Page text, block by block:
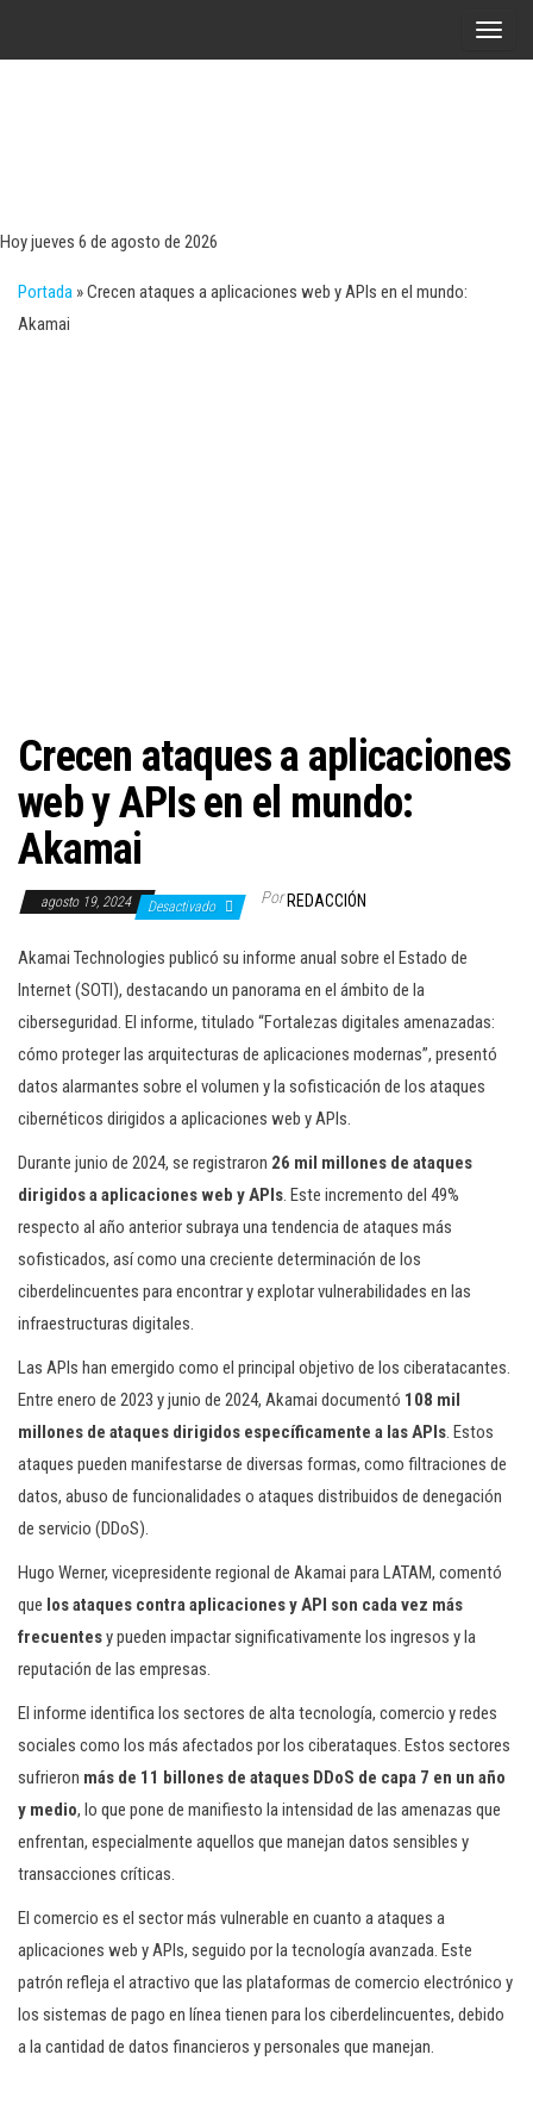
A
Hoy jueves 6 de agosto de 2026
Portada »Crecen ataques a aplicaciones web y APIs en el mundo:
Akamai
Crecen ataques a aplicaciones
web y APIs en el mundo:
Akamai
agosto 19, 2024 Desactivado Por REDACCIÓN
Akamai Technologies publicó su informe anual sobre el Estado de
Internet (SOTI), destacando un panorama en el ámbito de la
ciberseguridad. El informe, titulado “Fortalezas digitales amenazadas:
cómo proteger las arquitecturas de aplicaciones modernas”, presentó
datos alarmantes sobre el volumen y la sofisticación de los ataques
cibernéticos dirigidos a aplicaciones web y APIs.
Durante junio de 2024, se registraron 26 mil millones de ataques
dirigidos a aplicaciones web y APIs. Este incremento del 49%
respecto al año anterior subraya una tendencia de ataques más
sofisticados, así como una creciente determinación de los
ciberdelincuentes para encontrar y explotar vulnerabilidades en las
infraestructuras digitales.
Las APIs han emergido como el principal objetivo de los ciberatacantes.
Entre enero de 2023 y junio de 2024, Akamai documentó 108 mil
millones de ataques dirigidos específicamente a las APIs. Estos
ataques pueden manifestarse de diversas formas, como filtraciones de
datos, abuso de funcionalidades o ataques distribuidos de denegación
de servicio (DDoS).
Hugo Werner, vicepresidente regional de Akamai para LATAM, comentó
que los ataques contra aplicaciones y API son cada vez más
frecuentesy pueden impactar significativamente los ingresos y la
reputación de las empresas.
El informe identifica los sectores de alta tecnología, comercio y redes
sociales como los más afectados por los ciberataques. Estos sectores
sufrieron más de 11 billones de ataques DDoS de capa 7 en un año
y medio, lo que pone de manifiesto la intensidad de las amenazas que
enfrentan, especialmente aquellos que manejan datos sensibles y
transacciones críticas.
El comercio es el sector más vulnerable en cuanto a ataques a
aplicaciones web y APIs, seguido por la tecnología avanzada. Este
patrón refleja el atractivo que las plataformas de comercio electrónico y
los sistemas de pago en línea tienen para los ciberdelincuentes, debido
a la cantidad de datos financieros y personales que manejan.